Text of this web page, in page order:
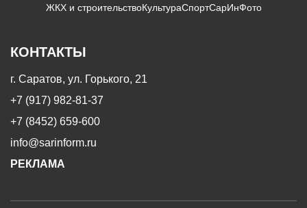
ЖКХ и строительствоКультураСпортСарИнФото
КОНТАКТЫ
г. Саратов, ул. Горького, 21
+7 (917) 982-81-37
+7 (8452) 659-600
info@sarinform.ru
РЕКЛАМА